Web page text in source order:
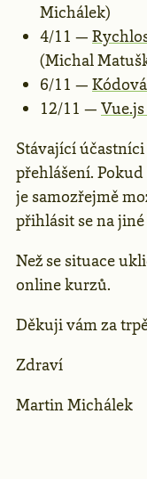
Michálek)
4/11 —
(Michal
6/11 —
12/11 —
Stávající
přehlášení.
je samozřejmě
přihlásit se na
Než se situace
online kurzů.
Děkuji vám za
Zdraví
Martin Michálek